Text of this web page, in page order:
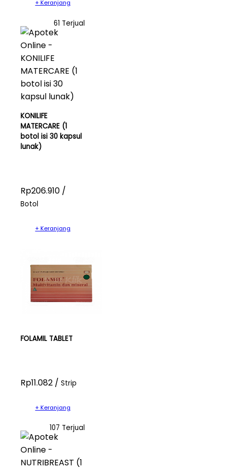
+ Keranjang
61 Terjual
KONILIFE
MATERCARE (1
botol isi 30 kapsul
lunak)
Rp206.910 /
Botol
+ Keranjang
FOLAMIL TABLET
Rp11.082 / Strip
+ Keranjang
107 Terjual